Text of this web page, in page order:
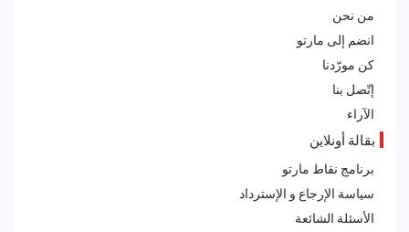
من نحن
انضم إلى مارتو
كن مورّدنا
إتّصل بنا
الآراء
بقالة أونلاين
برنامج نقاط مارتو
سياسة الإرجاع و الإسترداد
الأسئلة الشائعة